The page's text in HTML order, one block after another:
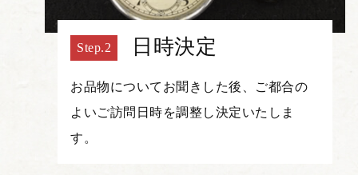
日時決定
お品物についてお聞きした後、ご都合の
よいご訪問日時を調整し決定いたしま
す。